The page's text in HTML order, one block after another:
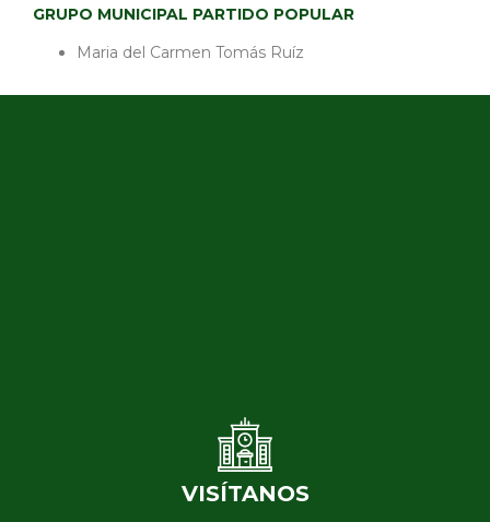
GRUPO MUNICIPAL PARTIDO POPULAR
Maria del Carmen Tomás Ruíz
VISÍTANOS